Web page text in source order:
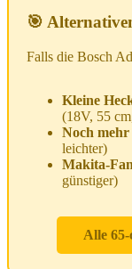
🎯
Falls die Bosch
Kleine
(18V, 55
Noch
leichter)
Makita-
günstiger)
Alle